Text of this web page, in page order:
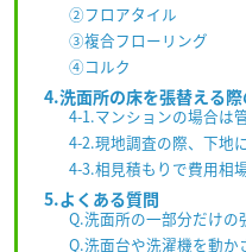
②フロアタイル
③複合フローリング
④コルク
4.洗面所の床を張替える
4-1.マンションの場合は
4-2.現地調査の際、下地
4-3.相見積もりで費用相
5.よくある質問
Q.洗面所の一部分だけの
Q.洗面台や洗濯機を動か